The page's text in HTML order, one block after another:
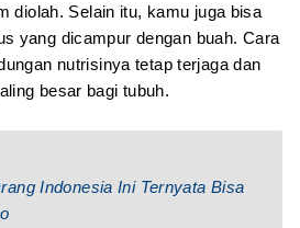
diolah. Selain itu, kamu juga bisa
yang dicampur dengan buah. Cara
nutrisinya tetap terjaga dan
besar bagi tubuh.
Indonesia Ini Ternyata Bisa